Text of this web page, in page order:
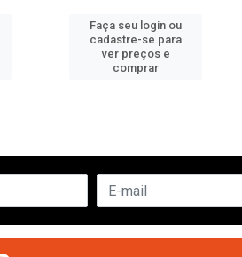
Faça seu login ou
cadastre-se para
ver preços e
comprar